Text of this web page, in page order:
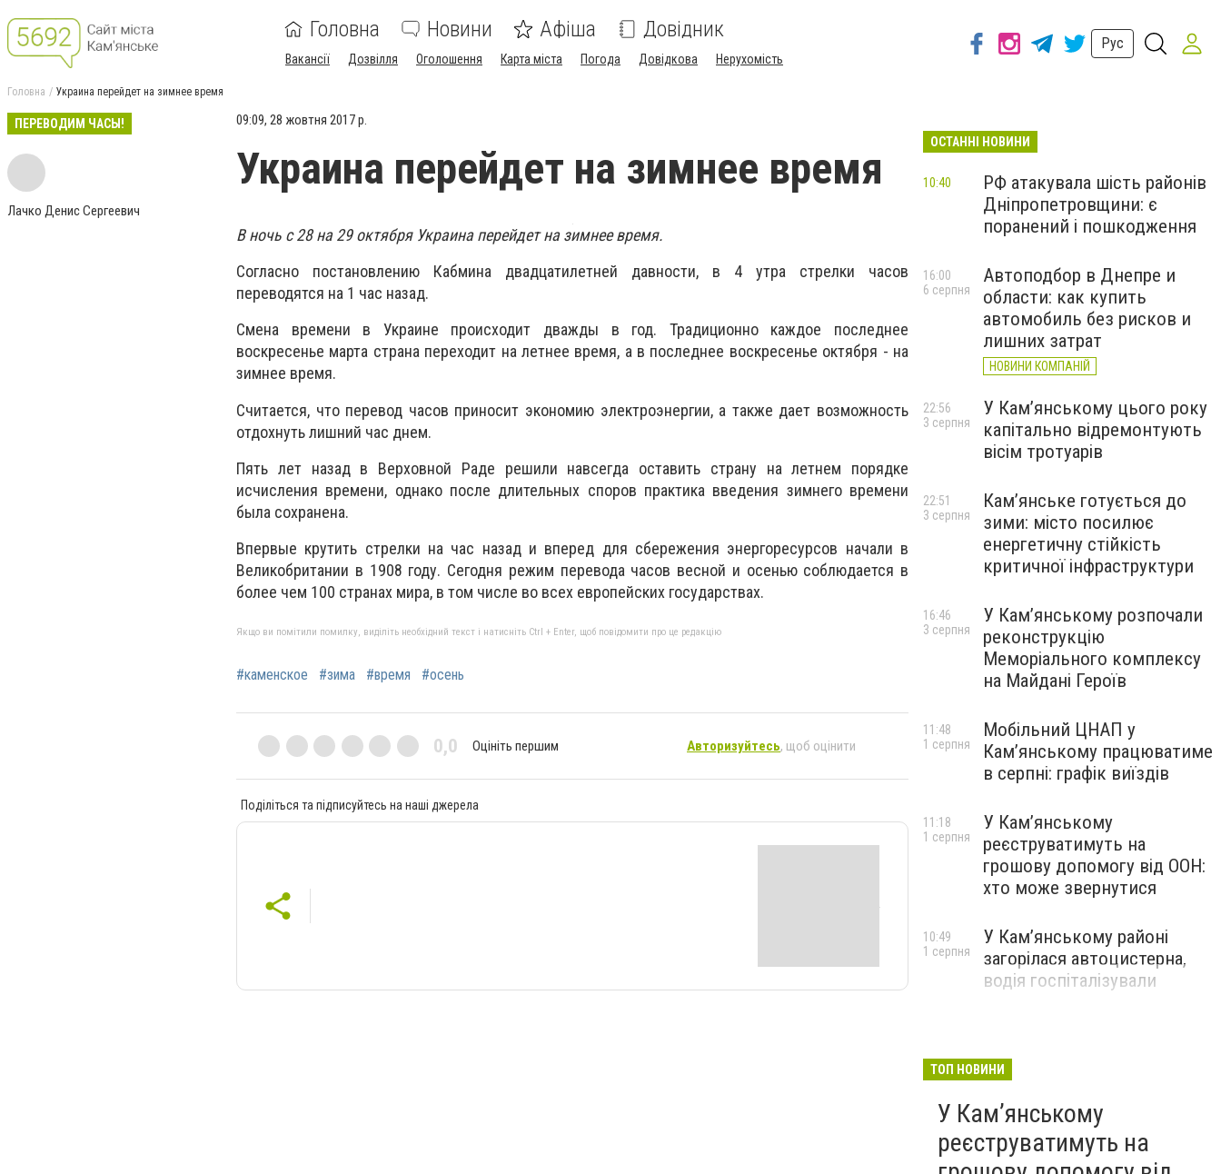
Головна Новини Афіша Довідник
Вакансії Дозвілля Оголошення Карта міста Погода Довідкова Нерухомість
Рус
Головна Украина перейдет на зимнее время
ПЕРЕВОДИМ ЧАСЫ!
Лачко Денис Сергеевич
09:09, 28 жовтня 2017 р.
Украина перейдет на зимнее время
В ночь с 28 на 29 октября Украина перейдет на зимнее время.
Согласно постановлению Кабмина двадцатилетней давности, в 4 утра стрелки часов
переводятся на 1 час назад.
Смена времени в Украине происходит дважды в год. Традиционно каждое последнее
воскресенье марта страна переходит на летнее время, а в последнее воскресенье октября - на
зимнее время.
Считается, что перевод часов приносит экономию электроэнергии, а также дает возможность
отдохнуть лишний час днем.
Пять лет назад в Верховной Раде решили навсегда оставить страну на летнем порядке
исчисления времени, однако после длительных споров практика введения зимнего времени
была сохранена.
Впервые крутить стрелки на час назад и вперед для сбережения энергоресурсов начали в
Великобритании в 1908 году. Сегодня режим перевода часов весной и осенью соблюдается в
более чем 100 странах мира, в том числе во всех европейских государствах.
Якщо ви помітили помилку, виділіть необхідний текст і натисніть Ctrl + Enter, щоб повідомити про це редакцію
#каменское #зима #время #осень
0,0 Оцініть першим Авторизуйтесь, щоб оцінити
Поділіться та підписуйтесь на наші джерела
ОСТАННІ НОВИНИ
РФ атакувала шість районів
Дніпропетровщини: є
поранений і пошкодження
10:40
Автоподбор в Днепре и
области: как купить
автомобиль без рисков и
лишних затрат
НОВИНИ КОМПАНІЙ
16:00
6 серпня
У Кам’янському цього року
капітально відремонтують
вісім тротуарів
22:56
3 серпня
Кам’янське готується до
зими: місто посилює
енергетичну стійкість
критичної інфраструктури
22:51
3 серпня
У Кам’янському розпочали
реконструкцію
Меморіального комплексу
на Майдані Героїв
16:46
3 серпня
Мобільний ЦНАП у
Кам’янському працюватиме
в серпні: графік виїздів
11:48
1 серпня
У Кам’янському
реєструватимуть на
грошову допомогу від ООН:
хто може звернутися
11:18
1 серпня
У Кам’янському районі
загорілася автоцистерна,
водія госпіталізували
10:49
1 серпня
ТОП НОВИНИ
У Кам’янському
реєструватимуть на